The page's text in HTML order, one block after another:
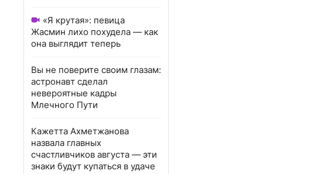
«Я крутая»: певица
Жасмин лихо похудела — как
она выглядит теперь
Вы не поверите своим глазам:
астронавт сделал
невероятные кадры
Млечного Пути
Кажетта Ахметжанова
назвала главных
счастливчиков августа — эти
знаки будут купаться в удаче